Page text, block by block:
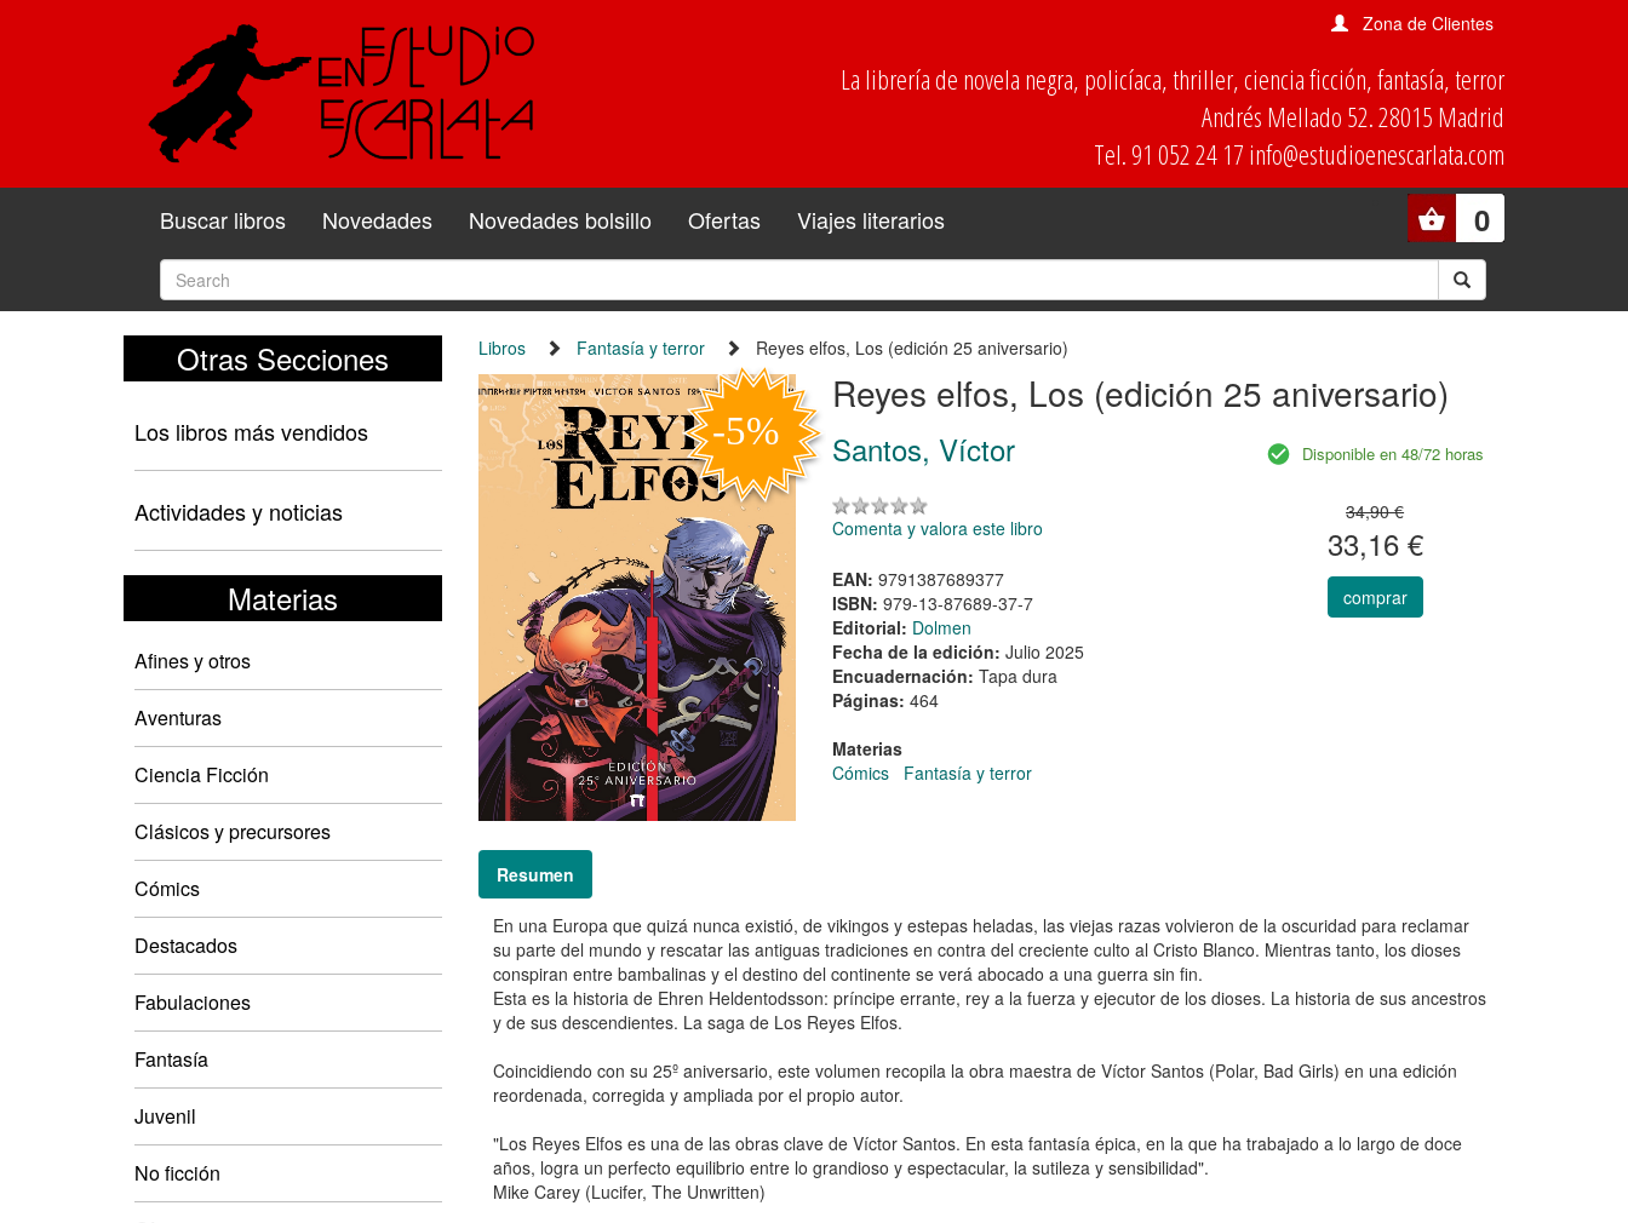
Zona de Clientes
La librería de novela negra, policíaca, thriller, ciencia ficción, fantasía, terror
Andrés Mellado 52. 28015 Madrid
Tel. 91 052 24 17 info@estudioenescarlata.com
0
Buscar libros Novedades Novedades bolsillo Ofertas Viajes literarios
Otras Secciones
Los libros más vendidos
Actividades y noticias
Materias
Afines y otros
Aventuras
Ciencia Ficción
Clásicos y precursores
Cómics
Destacados
Fabulaciones
Fantasía
Juvenil
No ficción
Libros Fantasía y terror Reyes elfos, Los (edición 25 aniversario)
Reyes elfos, Los (edición 25 aniversario)
Santos, Víctor
Comenta y valora este libro
EAN: 9791387689377
ISBN: 979-13-87689-37-7
Editorial: Dolmen
Fecha de la edición: Julio 2025
Encuadernación: Tapa dura
Páginas: 464
Materias
Cómics
Fantasía y terror
Disponible en 48/72 horas
34,90 €
33,16 €
comprar
Resumen
En una Europa que quizá nunca existió, de vikingos y estepas heladas, las viejas razas volvieron de la oscuridad para reclamar
su parte del mundo y rescatar las antiguas tradiciones en contra del creciente culto al Cristo Blanco. Mientras tanto, los dioses
conspiran entre bambalinas y el destino del continente se verá abocado a una guerra sin fin.
Esta es la historia de Ehren Heldentodsson: príncipe errante, rey a la fuerza y ejecutor de los dioses. La historia de sus ancestros
y de sus descendientes. La saga de Los Reyes Elfos.
Coincidiendo con su 25º aniversario, este volumen recopila la obra maestra de Víctor Santos (Polar, Bad Girls) en una edición
reordenada, corregida y ampliada por el propio autor.
"Los Reyes Elfos es una de las obras clave de Víctor Santos. En esta fantasía épica, en la que ha trabajado a lo largo de doce
años, logra un perfecto equilibrio entre lo grandioso y espectacular, la sutileza y sensibilidad".
Mike Carey (Lucifer, The Unwritten)